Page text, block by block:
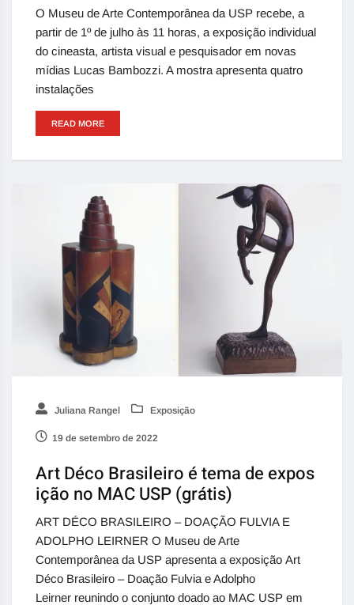
O Museu de Arte Contemporânea da USP recebe, a
partir de 1º de julho às 11 horas, a exposição individual
do cineasta, artista visual e pesquisador em novas
mídias Lucas Bambozzi. A mostra apresenta quatro
instalações
READ MORE
Juliana Rangel Exposição
19 de setembro de 2022
Art Déco Brasileiro é tema de expos
ição no MAC USP (grátis)
ART DÉCO BRASILEIRO – DOAÇÃO FULVIA E
ADOLPHO LEIRNER O Museu de Arte
Contemporânea da USP apresenta a exposição Art
Déco Brasileiro – Doação Fulvia e Adolpho
Leirner reunindo o conjunto doado ao MAC USP em